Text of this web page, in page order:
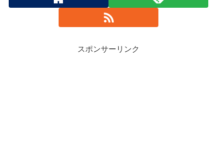
スポンサーリンク